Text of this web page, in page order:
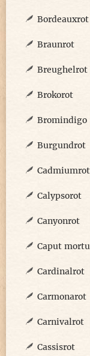
Bordeauxrot
Braunrot
Breughelrot
Brokorot
Bromindigo
Burgundrot
Cadmiumrot
Calypsorot
Canyonrot
Caput
Cardinalrot
Carmonarot
Carnivalrot
Cassisrot